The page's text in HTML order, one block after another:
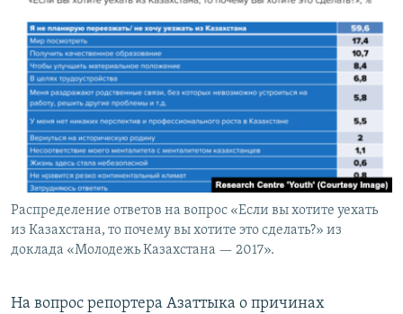
Распределение ответов на вопрос «Если вы хотите уехать
из Казахстана, то почему вы хотите это сделать?» из
доклада «Молодежь Казахстана — 2017».
На вопрос репортера Азаттыка о причинах